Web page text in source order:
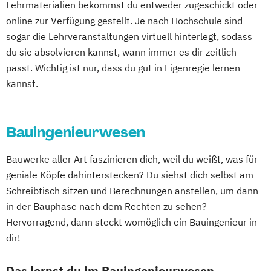
DevOps und Cloud Computing (DE/EN)
Digital Business (DE/EN)
Digital Business Management
Digital Entrepreneurship Digital Health
Digital Transformation Management -
Digitale Betriebswirtschaftslehre
Digitale Transformation
Diätetik
E-Beratung in der Pädagogik
E-Commerce Elektrotechnik
Lehrmaterialien bekommst du entweder zugeschickt oder
online zur Verfügung gestellt. Je nach Hochschule sind
sogar die Lehrveranstaltungen virtuell hinterlegt, sodass
du sie absolvieren kannst, wann immer es dir zeitlich
passt. Wichtig ist nur, dass du gut in Eigenregie lernen
kannst.
Bauingenieurwesen
Bauwerke aller Art faszinieren dich, weil du weißt, was für
geniale Köpfe dahinterstecken? Du siehst dich selbst am
Schreibtisch sitzen und Berechnungen anstellen, um dann
in der Bauphase nach dem Rechten zu sehen?
Hervorragend, dann steckt womöglich ein Bauingenieur in
dir!